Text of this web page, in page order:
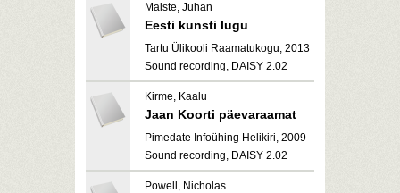
Maiste, Juhan
Eesti kunsti lugu
Tartu Ülikooli Raamatukogu, 2013
Sound recording, DAISY 2.02
Kirme, Kaalu
Jaan Koorti päevaraamat
Pimedate Infoühing Helikiri, 2009
Sound recording, DAISY 2.02
Powell, Nicholas